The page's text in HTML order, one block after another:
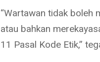
“Wartawan tidak boleh
atau bahkan
11 Pasal Kode Etik,”